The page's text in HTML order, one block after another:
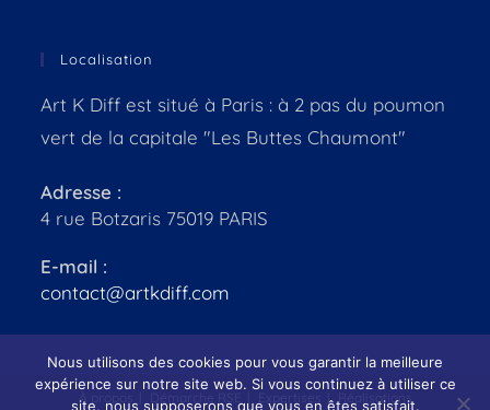
Localisation
Art K Diff est situé à Paris : à 2 pas du poumon
vert de la capitale "Les Buttes Chaumont"
Adresse :
4 rue Botzaris 75019 PARIS
E-mail :
contact@artkdiff.com
À propos Démarche RSE Expertises Réalisations
Nous utilisons des cookies pour vous garantir la meilleure
expérience sur notre site web. Si vous continuez à utiliser ce
site, nous supposerons que vous en êtes satisfait.